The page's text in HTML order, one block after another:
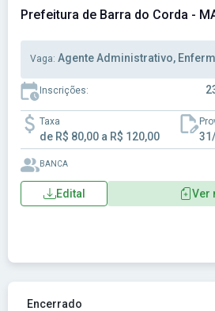
Prefeitura de Barra do Corda -
Vaga: Agente Administrativo, Enfermeiro,
Inscrições:
Taxa
de R$ 80,00 a R$ 120,00
BANCA
Edital Ver
Ver concurso: Prefeitura de
Encerrado